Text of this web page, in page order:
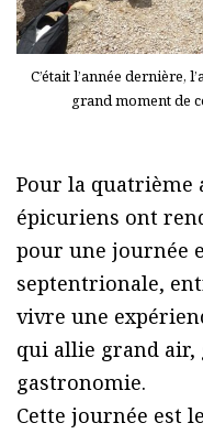
C’était l’année dernière,
grand moment de
Pour la quatrième
épicuriens ont
pour une journée
septentrionale,
vivre une
qui allie grand air,
gastronomie.
Cette journée est